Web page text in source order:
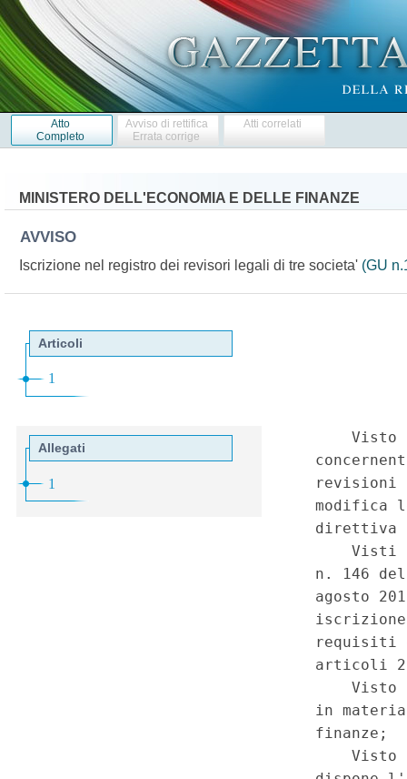
Atto
Completo
Avviso di rettifica
Errata corrige
Atti correlati
MINISTERO DELL'ECONOMIA E DELLE FINANZE
AVVISO
Iscrizione nel registro dei revisori legali di tre societa' (GU